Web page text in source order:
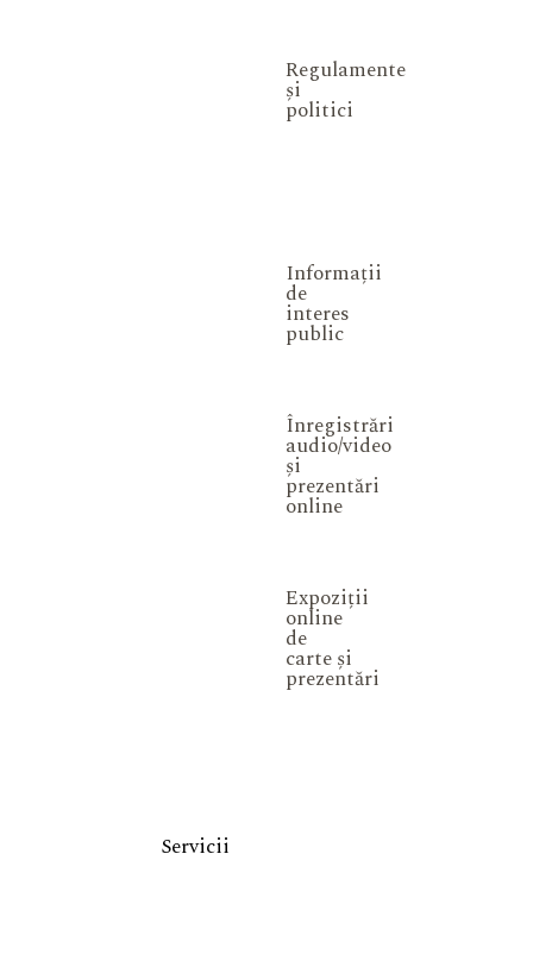
Regulamente
și
politici
Informații
de
interes
public
Înregistrări
audio/video
și
prezentări
online
Expoziții
online
de
carte și
prezentări
Servicii